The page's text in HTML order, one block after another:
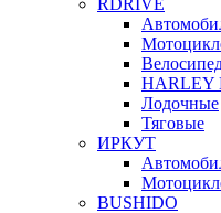
RDRIVE
HARLEY
Лодочные
Тяговые
ИРКУТ
BUSHIDO